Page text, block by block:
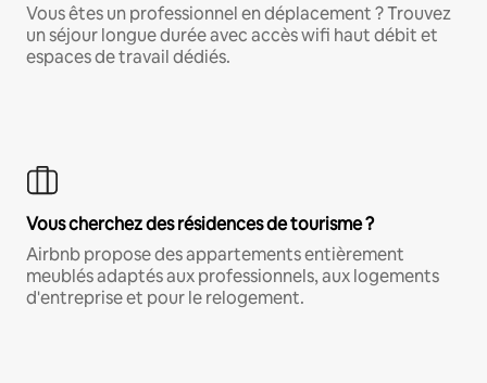
Vous êtes un professionnel en déplacement ? Trouvez
un séjour longue durée avec accès wifi haut débit et
espaces de travail dédiés.
Vous cherchez des résidences de tourisme ?
Airbnb propose des appartements entièrement
meublés adaptés aux professionnels, aux logements
d'entreprise et pour le relogement.